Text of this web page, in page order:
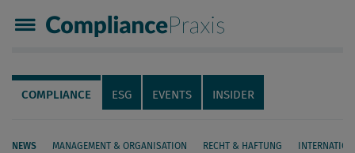
Compliance Praxis
Servicenavigation
Navigation
COMPLIANCE ESG EVENTS INSIDER
NEWS MANAGEMENT & ORGANISATION RECHT & HAFTUNG